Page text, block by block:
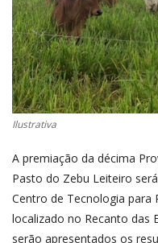
Ilustrativa
A premiação da décima
Pasto do Zebu Leiteiro
Centro de Tecnologia para
localizado no Recanto das
serão apresentados os